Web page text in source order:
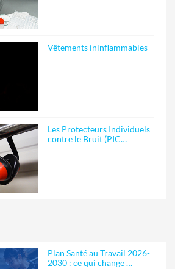
Vêtements ininflammables
Les Protecteurs Individuels
contre le Bruit (PIC…
Plan Santé au Travail 2026-
2030 : ce qui change …